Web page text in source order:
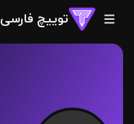
توییچ فارسی